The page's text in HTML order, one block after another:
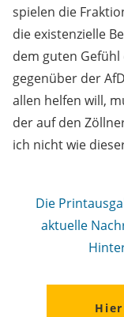
spielen die
die existenzielle
dem guten
gegenüber der
allen helfen will,
der auf den
ich nicht wie
Die
aktuelle